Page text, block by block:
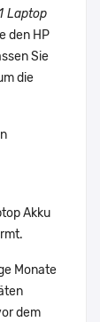
Laptop
den HP
Sie
die
Akku
Monate
dem